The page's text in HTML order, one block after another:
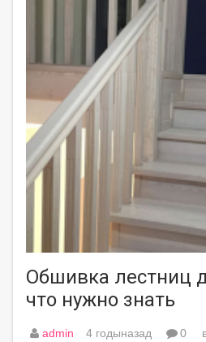
Обшивка лестниц
что нужно знать
admin 4 годыназад 0